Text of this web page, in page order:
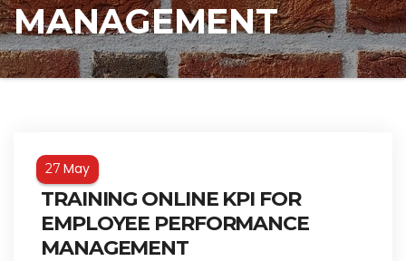
MANAGEMENT
27May
TRAINING ONLINE KPI FOR
EMPLOYEE PERFORMANCE
MANAGEMENT